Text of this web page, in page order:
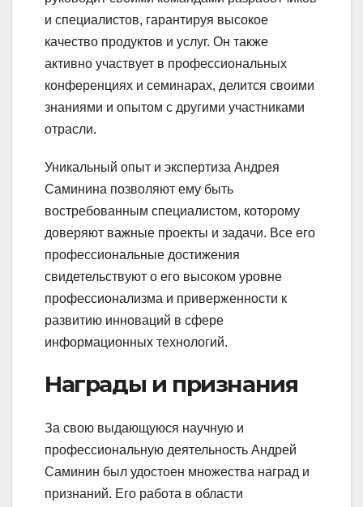
и специалистов, гарантируя высокое
качество продуктов и услуг. Он также
активно участвует в профессиональных
конференциях и семинарах, делится своими
знаниями и опытом с другими участниками
отрасли.
Уникальный опыт и экспертиза Андрея
Саминина позволяют ему быть
востребованным специалистом, которому
доверяют важные проекты и задачи. Все его
профессиональные достижения
свидетельствуют о его высоком уровне
профессионализма и приверженности к
развитию инноваций в сфере
информационных технологий.
Награды и признания
За свою выдающуюся научную и
профессиональную деятельность Андрей
Саминин был удостоен множества наград и
признаний. Его работа в области